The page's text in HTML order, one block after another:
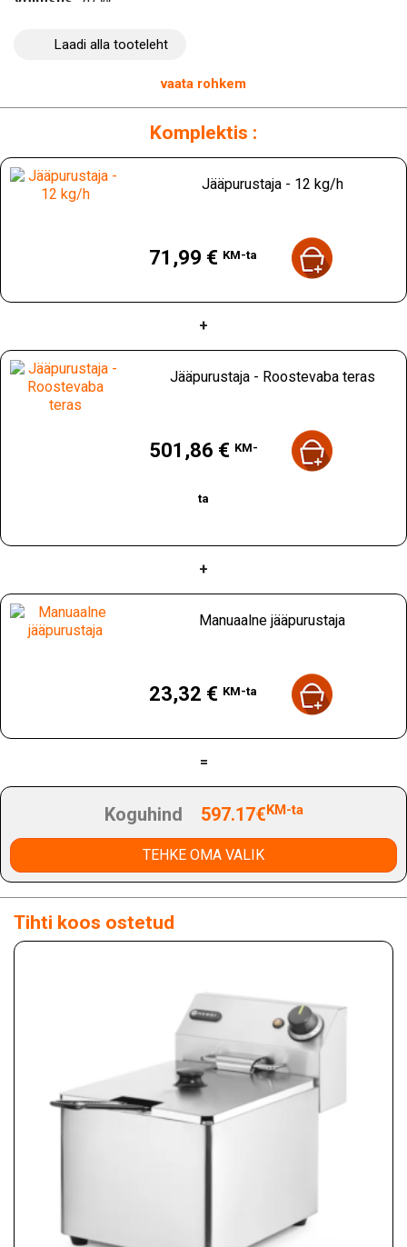
Materjal
: ABS, roostevaba teras, polüpropüleen
Laadi alla tooteleht
vaata rohkem
Komplektis :
Jääpurustaja - 12 kg/h
71,99 € KM-ta
+
Jääpurustaja - Roostevaba teras
501,86 € KM-
ta
+
Manuaalne jääpurustaja
23,32 € KM-ta
=
Koguhind 597.17€KM-ta
TEHKE OMA VALIK
Tihti koos ostetud